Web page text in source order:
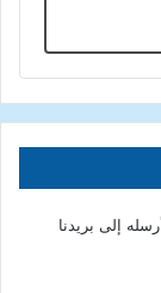
إلى بريدنا